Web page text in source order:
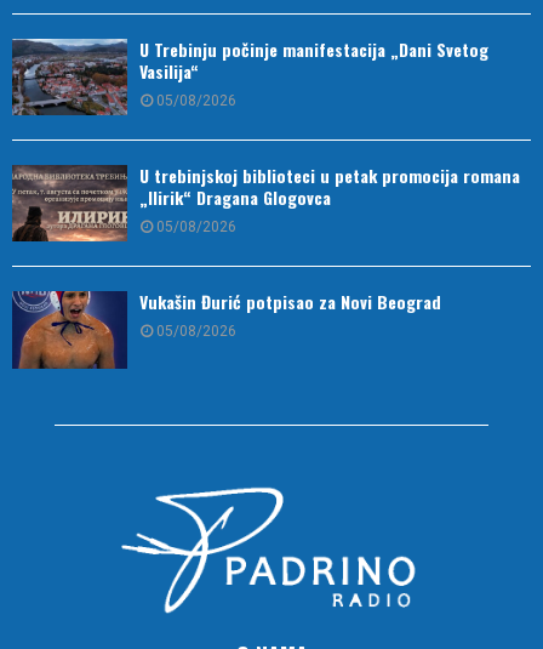
U Trebinju počinje manifestacija „Dani Svetog
Vasilija“
05/08/2026
U trebinjskoj biblioteci u petak promocija romana
„Ilirik“ Dragana Glogovca
05/08/2026
Vukašin Đurić potpisao za Novi Beograd
05/08/2026